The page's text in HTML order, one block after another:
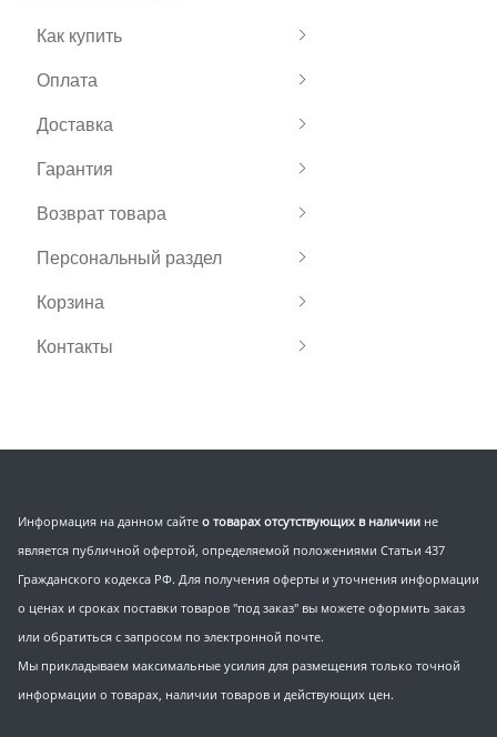
Как купить
Оплата
Доставка
Гарантия
Возврат товара
Персональный раздел
Корзина
Контакты
Информация на данном сайте о товарах отсутствующих в наличии не
является публичной офертой, определяемой положениями Статьи 437
Гражданского кодекса РФ. Для получения оферты и уточнения информации
о ценах и сроках поставки товаров "под заказ" вы можете оформить заказ
или обратиться с запросом по электронной почте.
Мы прикладываем максимальные усилия для размещения только точной
информации о товарах, наличии товаров и действующих цен.